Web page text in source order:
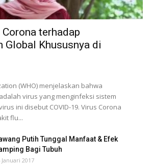
terhadap
Global Khususnya di
(WHO) menjelaskan bahwa
virus yang menginfeksi sistem
ini disebut COVID-19. Virus Corona
flu...
Putih Tunggal Manfaat & Efek
Bagi Tubuh
Januari 2017